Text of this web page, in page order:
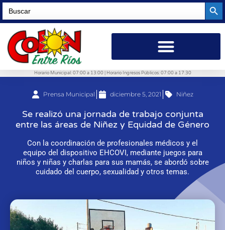
Search
for:
Horario Municipal: 07:00 a 13:00 | Horario Ingresos Públicos: 07:00 a 17:30
Prensa Municipal diciembre 5, 2021 Niñez
Se realizó una jornada de trabajo conjunta
entre las áreas de Niñez y Equidad de Género
Con la coordinación de profesionales médicos y el
equipo del dispositivo EHCOVI, mediante juegos para
niños y niñas y charlas para sus mamás, se abordó sobre
cuidado del cuerpo, sexualidad y otros temas.